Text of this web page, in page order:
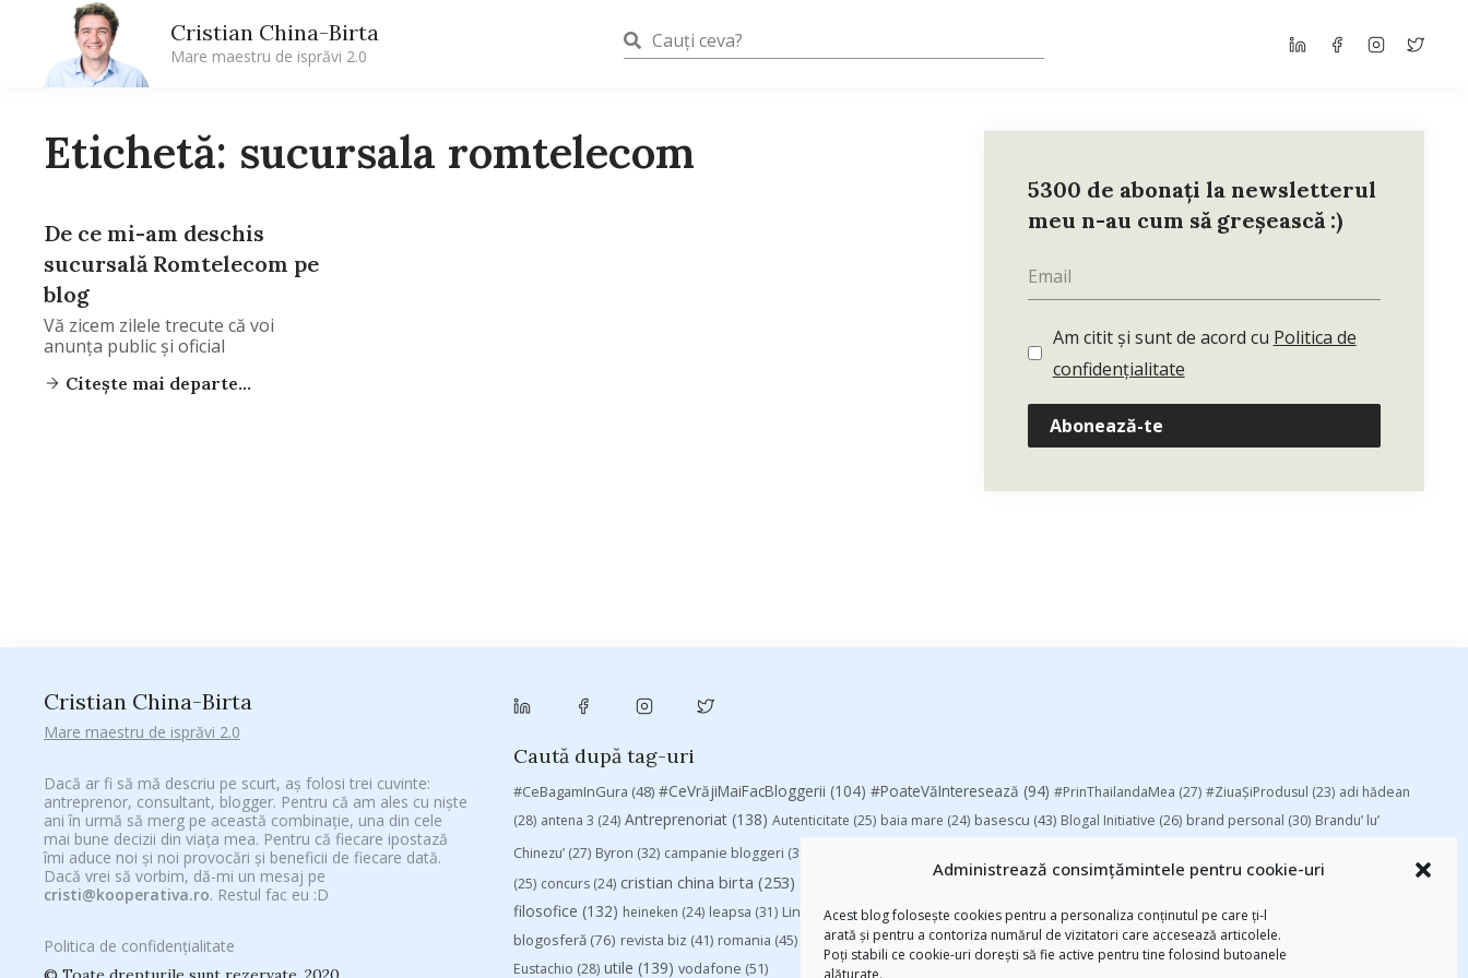
Administrează consimțămintele pentru cookie-uri
Acest blog folosește cookies pentru a personaliza conținutul pe care ți-l
arată și pentru a contoriza numărul de vizitatori care accesează articolele.
Poți stabili ce cookie-uri dorești să fie active pentru tine folosind butoanele
alăturate.
Cristian China-Birta
Mare maestru de isprăvi 2.0
Etichetă: sucursala romtelecom
De ce mi-am deschis
sucursală Romtelecom pe
blog
Vă zicem zilele trecute că voi
anunţa public şi oficial
Citește mai departe...
5300 de abonați la newsletterul
meu n-au cum să greșească :)
Am citit și sunt de acord cu Politica de
confidențialitate
Abonează-te
Cristian China-Birta
Mare maestru de isprăvi 2.0
Dacă ar fi să mă descriu pe scurt, aș folosi trei cuvinte:
antreprenor, consultant, blogger. Pentru că am ales cu niște
ani în urmă să merg pe această combinație, una din cele
mai bune decizii din viața mea. Pentru că fiecare ipostază
îmi aduce noi și noi provocări și beneficii de fiecare dată.
Dacă vrei să vorbim, dă-mi un mesaj pe
cristi@kooperativa.ro. Restul fac eu :D
Politica de confidențialitate
Caută după tag-uri
#CeBagamInGura (48) #CeVrăjiMaiFacBloggerii (104) #PoateVăInteresează (94) #PrinThailandaMea (27) #ZiuaȘiProdusul (23) adi hădean
(28) antena 3 (24) Antreprenoriat (138) Autenticitate (25) baia mare (24) basescu (43) Blogal Initiative (26) brand personal (30) Brandu’ lu’
Chinezu’ (27) Byron (32) campanie bloggeri (31)
(25) concurs (24) cristian china birta (253) Despre cartile pe care le-am citit(258) digital(154) federatia romana de rugby
filosofice (132) heineken (24) leapsa (31) Linkurile zilei(39) manafu(33) mara(27) marius matache(24) Parenting(55) Recomandările zilei din
blogosferă (76) revista biz (41) romania (45) rugby(29) Samsung(48) sportlocal.ro (39) Studii(112) TIFF(30) top 10(36)
Eustachio (28) utile (139) vodafone (51)